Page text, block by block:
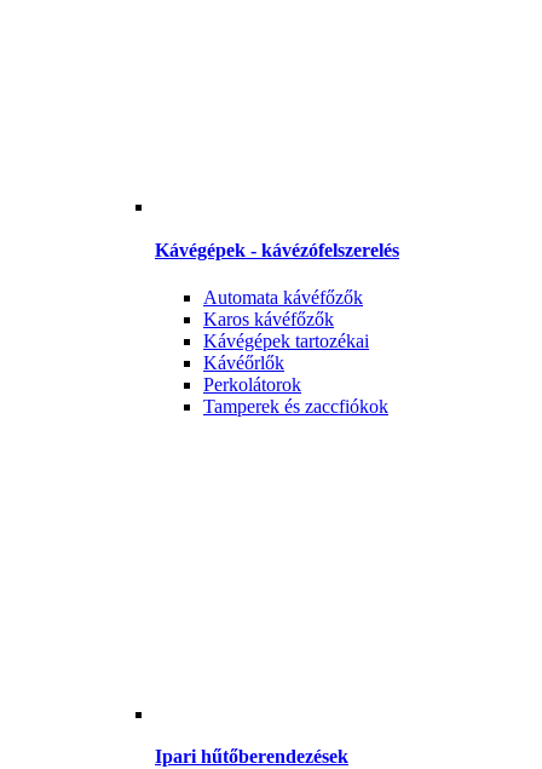
Kávégépek - kávézófelszerelés
Automata kávéfőzők
Karos kávéfőzők
Kávégépek tartozékai
Kávéőrlők
Perkolátorok
Tamperek és zaccfiókok
Ipari hűtőberendezések